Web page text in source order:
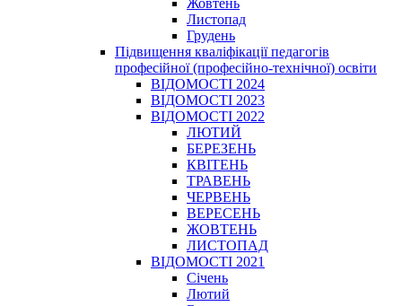
Жовтень
Листопад
Грудень
Підвищення кваліфікації педагогів
професійної (професійно-технічної) освіти
ВІДОМОСТІ 2024
ВІДОМОСТІ 2023
ВІДОМОСТІ 2022
ЛЮТИЙ
БЕРЕЗЕНЬ
КВІТЕНЬ
ТРАВЕНЬ
ЧЕРВЕНЬ
ВЕРЕСЕНЬ
ЖОВТЕНЬ
ЛИСТОПАД
ВІДОМОСТІ 2021
Січень
Лютий